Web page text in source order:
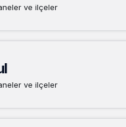
ve ilçeler
ve ilçeler